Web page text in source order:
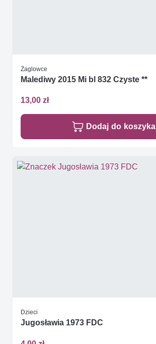
Żaglowce
Malediwy 2015 Mi bl 832 Czyste **
13,00 zł
Dodaj do koszyka
Dzieci
Jugosławia 1973 FDC